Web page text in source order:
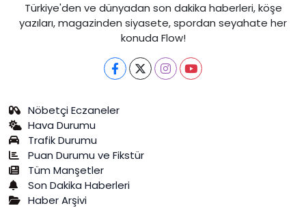
Türkiye'den ve dünyadan son dakika haberleri, köşe
yazıları, magazinden siyasete, spordan seyahate her
konuda Flow!
Nöbetçi Eczaneler
Hava Durumu
Trafik Durumu
Puan Durumu ve Fikstür
Tüm Manşetler
Son Dakika Haberleri
Haber Arşivi